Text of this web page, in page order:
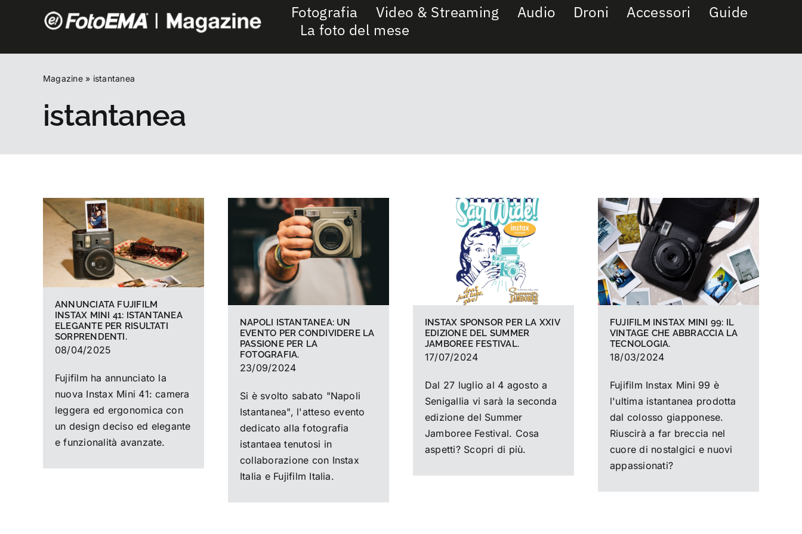
Fotografia Video & Streaming Audio Droni Accessori
Guide
La foto del mese
Magazine» istantanea
istantanea
ANNUNCIATA FUJIFILM
INSTAX MINI 41: ISTANTANEA
ELEGANTE PER RISULTATI
SORPRENDENTI.
08/04/2025
Fujifilm ha annunciato la
nuova Instax Mini 41: camera
leggera ed ergonomica con
un design deciso ed elegante
e funzionalità avanzate.
NAPOLI ISTANTANEA: UN
EVENTO PER CONDIVIDERE LA
PASSIONE PER LA
FOTOGRAFIA.
23/09/2024
Si è svolto sabato "Napoli
Istantanea", l'atteso evento
dedicato alla fotografia
istantaea tenutosi in
collaborazione con Instax
Italia e Fujifilm Italia.
INSTAX SPONSOR PER LA XXIV
EDIZIONE DEL SUMMER
JAMBOREE FESTIVAL.
17/07/2024
Dal 27 luglio al 4 agosto a
Senigallia vi sarà la seconda
edizione del Summer
Jamboree Festival. Cosa
aspetti? Scopri di più.
FUJIFILM INSTAX MINI 99: IL
VINTAGE CHE ABBRACCIA LA
TECNOLOGIA.
18/03/2024
Fujifilm Instax Mini 99 è
l'ultima istantanea prodotta
dal colosso giapponese.
Riuscirà a far breccia nel
cuore di nostalgici e nuovi
appassionati?